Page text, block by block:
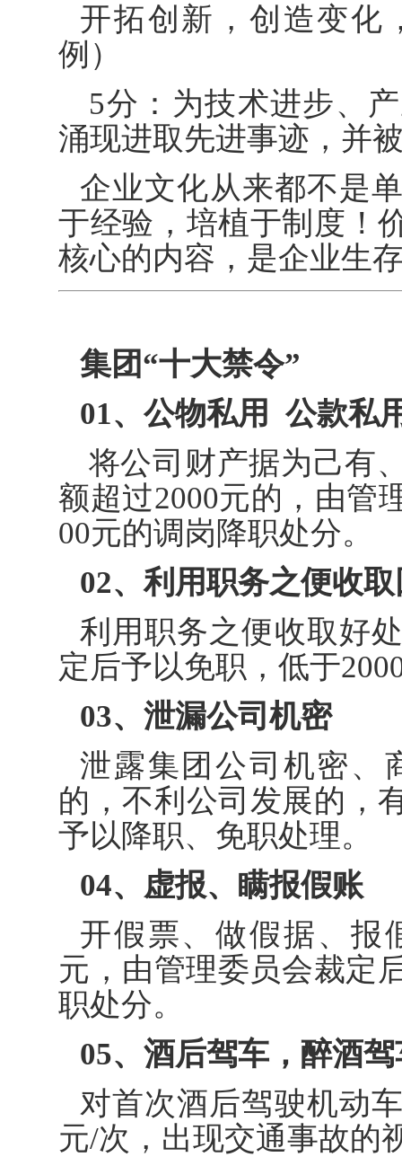
开拓创新，创造变化
例）
5分：为技术进步、
涌现进取先进事迹，并
企业文化从来都不是
于经验，培植于制度！
核心的内容，是企业生
集团“十大禁令”
01、 公物私用 公款私
将公司财产据为己有
额超过2000元的，由管
00元的调岗降职处分。
02、利用职务之便收
利用职务之便收取好
定后予以免职，低于
03、 泄漏公司机密
泄露集团公司机密、
的，不利公司发展的，
予以降职、免职处理。
04、 虚报、瞒报假账
开假票、做假据、报
元，由管理委员会裁定
职处分。
05、 酒后驾车，醉酒驾
对首次酒后驾驶机动
元/次，出现交通事故的